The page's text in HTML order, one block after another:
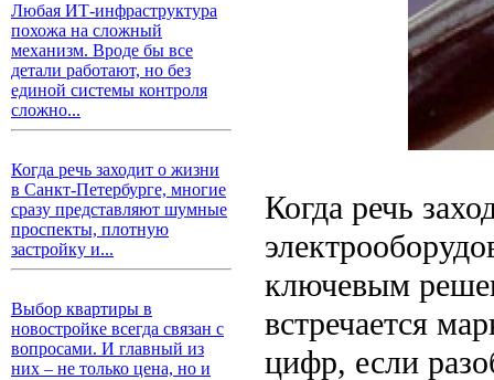
Любая ИТ-инфраструктура
похожа на сложный
механизм. Вроде бы все
детали работают, но без
единой системы контроля
сложно...
Когда речь заходит о жизни
в Санкт-Петербурге, многие
сразу представляют шумные
проспекты, плотную
застройку и...
Выбор квартиры в
новостройке всегда связан с
вопросами. И главный из
них – не только цена, но и
Когда речь
ключевым
встречается
цифр, если